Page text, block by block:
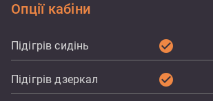
Опції кабіни
Підігрів сидінь check_circle
Підігрів дзеркал check_circle